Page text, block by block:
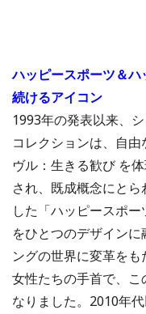
ハッピースポーツ＆
続けるアイコン
1993年の発表以来、
コレクションは、自
ヴル：生きる歓び を
され、既成概念にと
した「ハッピースポ
をひとつのデザイン
ングの世界に変革を
女性たちの手首で、
なりました。2010年